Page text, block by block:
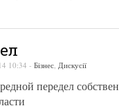
10:34 - Бізнес Дискусії
передел